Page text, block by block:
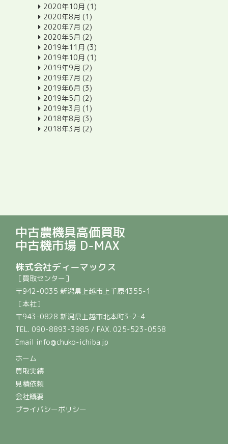
2020年10月 (1)
2020年8月 (1)
2020年7月 (2)
2020年5月 (2)
2019年11月 (3)
2019年10月 (1)
2019年9月 (2)
2019年7月 (2)
2019年6月 (3)
2019年5月 (2)
2019年3月 (1)
2018年8月 (3)
2018年3月 (2)
中古農機具高価買取
中古機市場 D-MAX
株式会社ディーマックス
［買取センター］
〒942-0035 新潟県上越市上千原4355-1
［本社］
〒943-0828 新潟県上越市北本町3-2-4
TEL. 090-8893-3985 / FAX. 025-523-0558
Email info@chuko-ichiba.jp
ホーム
買取実績
見積依頼
会社概要
プライバシーポリシー